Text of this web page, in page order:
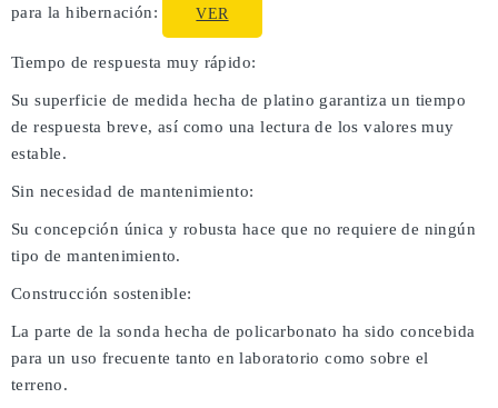
para la hibernación:
VER
Tiempo de respuesta muy rápido:
Su superficie de medida hecha de platino garantiza un tiempo
de respuesta breve, así como una lectura de los valores muy
estable.
Sin necesidad de mantenimiento:
Su concepción única y robusta hace que no requiere de ningún
tipo de mantenimiento.
Construcción sostenible:
La parte de la sonda hecha de policarbonato ha sido concebida
para un uso frecuente tanto en laboratorio como sobre el
terreno.